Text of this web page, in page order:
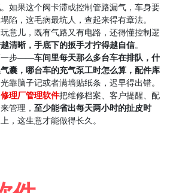
。如果这个阀卡滞或控制管路漏气，车身要
陷，这毛病最坑人，查起来得有章法。
意儿，既有气路又有电路，还得懂控制逻
清晰，手底下的扳手才拧得越自信。
步——车间里每天那么多台车在排队，什
囊，哪台车的充气泵工时怎么算，配件库
光靠脑子记或者满墙贴纸条，迟早得出错。
修理厂管理软件把维修档案、客户提醒、配
管理， 至少能省出每天两小时的扯皮时
，这生意才能做得长久。